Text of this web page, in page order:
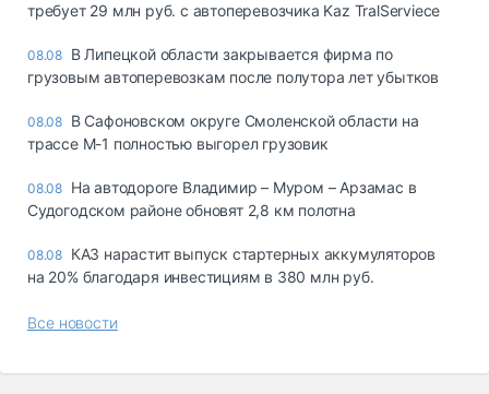
требует 29 млн руб. с автоперевозчика Kaz TralServiece
08.08 В Липецкой области закрывается фирма по
грузовым автоперевозкам после полутора лет убытков
08.08 В Сафоновском округе Смоленской области на
трассе М-1 полностью выгорел грузовик
08.08 На автодороге Владимир – Муром – Арзамас в
Судогодском районе обновят 2,8 км полотна
08.08 КАЗ нарастит выпуск стартерных аккумуляторов
на 20% благодаря инвестициям в 380 млн руб.
Все новости